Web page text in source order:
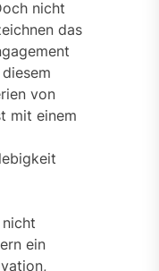
nicht
das
von
mit einem
nicht
ein